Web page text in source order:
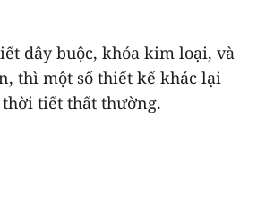
dây buộc, khóa kim loại, và
thì một số thiết kế khác lại
tiết thất thường.